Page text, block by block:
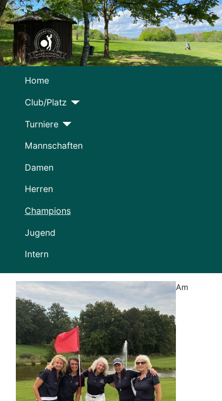
Home
Club/Platz
Turniere
Mannschaften
Damen
Herren
Champions
Jugend
Intern
Am